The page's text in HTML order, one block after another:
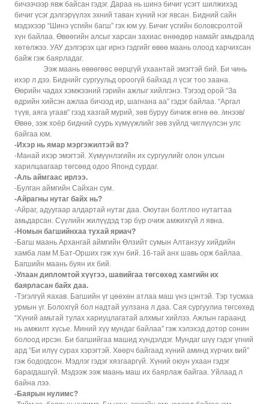
бичээчээр явж байсан гэдэг. Дараа нь шинэ бичиг үсэгт шилжихэд
бичиг үсэг дэлгэрүүлэх эхний таван хүний нэг явсан. Бидний сайн
мэдэхээр “Шинэ үсгийн багш” гэх юм уу. Бичиг үсгийн боловсролтой
хүн байлаа. Өвөөгийн алсыг харсан захиас өнөөдөр намайг амьдралд
хөтөлжээ. УАУ дэлгэрэх цаг ирнэ гэдгийг өвөө маань олоод харчихсан
байж гэж баярладаг.
Ээж маань өвөөгөөс өөрцгүй ухаантай эмэгтэй бий. Би чинь
ихэр л дээ. Биднийг сургуульд ороогүй байхад л үсэг тоо заана.
Өөрийн чадах хэмжээний гэрийн ажлыг хийлгэнэ. Тэгээд орой “За
өдрийн хийсэн ажлаа бичээд ир, шагнана аа” гэдэг байлаа. “Аргал
түүв, аяга угаав” гээд хазгай мурий, зөв буруу бичиж өгнө өө. /инээв/
Өвөө, ээж хоёр бидний суурь хүмүүжлийг зөв зүйлд чиглүүлсэн улс
байгаа юм.
-Ихэр нь ямар мэргэжилтэй вэ?
-Манай ихэр эмэгтэй. Хүмүүнлэгийн их сургуулийг олон улсын
харилцаагаар төгсөөд одоо Японд сурдаг.
-Аль аймгаас ирлээ.
-Булган аймгийн Сайхан сум.
-Айрагны нутаг байх нь?
-Айраг, адуугаар алдартай нутаг даа. Оюутан болтлоо нутагтаа
амьдарсан. Сүүлийн жилүүдэд тэр бүр очиж амжихгүй л явна.
-Номын багшийнхаа тухай яриач?
-Багш маань Архангай аймгийн Өлзийт сумын Алтанзуу хийдийн
хамба лам М.Бат-Орших гэж хүн бий. 16-тай анх шавь орж байлаа.
Багшийн маань буян их бий.
-Улаан дипломтой хүүгээ, шавийгаа төгсөхөд хамгийн их
баярласан байх даа.
-Тэгэлгүй яахав. Багшийн үг цөөхөн атлаа маш үнэ цэнтэй. Тэр тусмаа
урмын үг. Болохгүй бол надтай уулзана л даа. Сая сургуулиа төгсөхөд
“Хүний амьтай тулах хариуцлагатай алхмыг хийлээ. Ажлын гараанд
нь амжилт хүсье. Миний хүү мундаг байлаа” гэж хэлэхэд дотор сонин
болоод ирсэн. Би багшийгаа машид хүндэлдэг. Мундаг шүү гэдэг үгний
ард “Би илүү сурах хэрэгтэй. Хөөрч байгаад хүний аминд хүрчих вий”
гэж бодогдсон. Мэдлэг гэдэг хязгааргүй. Хүний оюун ухаан гэдэг
барагдашгүй. Мэдээж ээж маань маш их баярлаж байгаа. Уйлаад л
байна лээ.
-Баярын нулимс?